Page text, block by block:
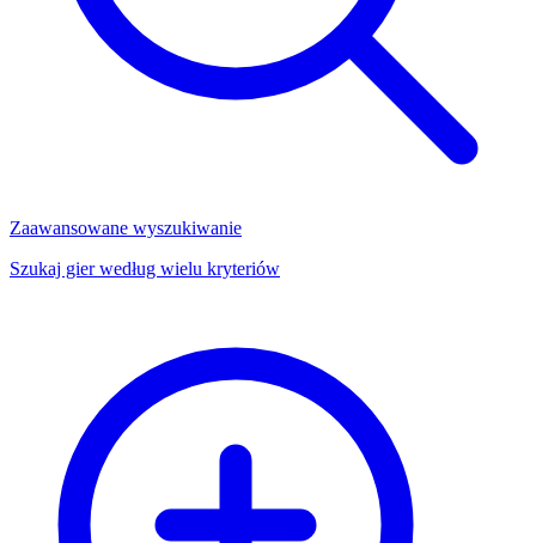
Zaawansowane wyszukiwanie
Szukaj gier według wielu kryteriów